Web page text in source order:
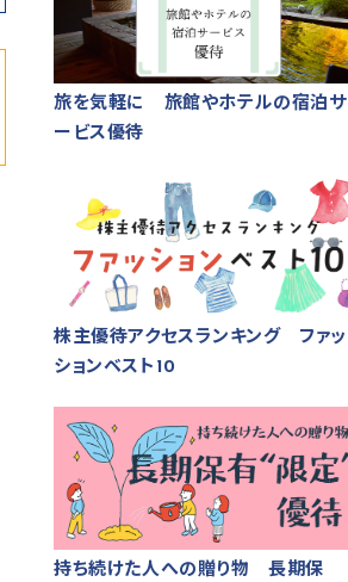
旅を気軽に 旅館やホテルの宿泊サ
ービス優待
株主優待アクセスランキング ファッ
ションベスト10
持ち続けた人への贈り物 長期保